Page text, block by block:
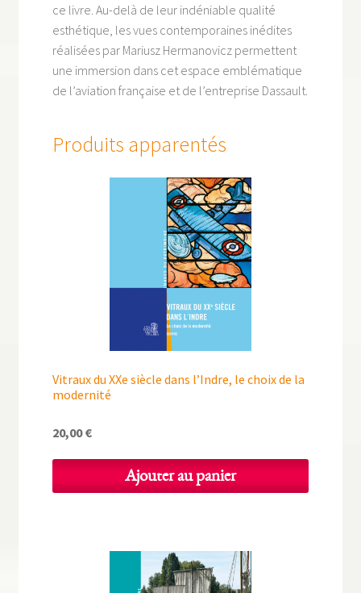
ce livre. Au-delà de leur indéniable qualité
esthétique, les vues contemporaines inédites
réalisées par Mariusz Hermanovicz permettent
une immersion dans cet espace emblématique
de l’aviation française et de l’entreprise Dassault.
Produits apparentés
Vitraux du XXe siècle dans l’Indre, le choix de la
modernité
20,00€
Ajouter au panier